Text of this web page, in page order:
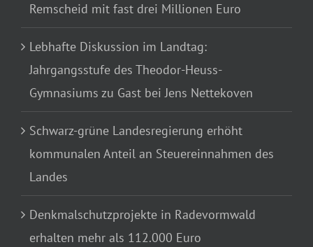
Remscheid mit fast drei Millionen Euro
Lebhafte Diskussion im Landtag:
Jahrgangsstufe des Theodor-Heuss-
Gymnasiums zu Gast bei Jens Nettekoven
Schwarz-grüne Landesregierung erhöht
kommunalen Anteil an Steuereinnahmen des
Landes
Denkmalschutzprojekte in Radevormwald
erhalten mehr als 112.000 Euro